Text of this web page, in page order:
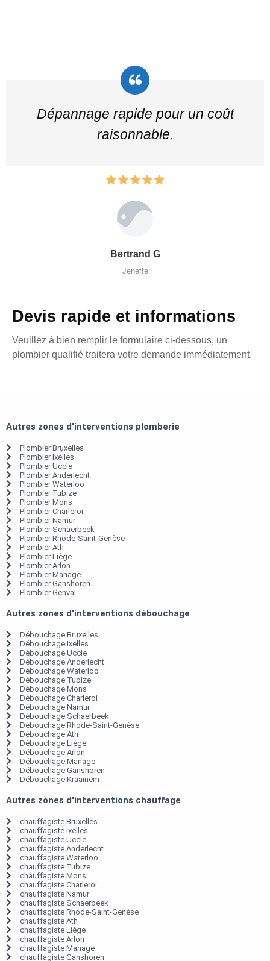
Dépannage rapide pour un coût
raisonnable.
Bertrand G
Jeneffe
Devis rapide et informations
Veuillez à bien remplir le formulaire ci-dessous, un
plombier qualifié traitera votre demande immédiatement.
Autres zones d'interventions plomberie
Plombier Bruxelles
Plombier Ixelles
Plombier Uccle
Plombier Anderlecht
Plombier Waterloo
Plombier Tubize
Plombier Mons
Plombier Charleroi
Plombier Namur
Plombier Schaerbeek
Plombier Rhode-Saint-Genèse
Plombier Ath
Plombier Liège
Plombier Arlon
Plombier Manage
Plombier Ganshoren
Plombier Genval
Autres zones d'interventions débouchage
Débouchage Bruxelles
Débouchage Ixelles
Débouchage Uccle
Débouchage Anderlecht
Débouchage Waterloo
Débouchage Tubize
Débouchage Mons
Débouchage Charleroi
Débouchage Namur
Débouchage Schaerbeek
Débouchage Rhode-Saint-Genèse
Débouchage Ath
Débouchage Liège
Débouchage Arlon
Débouchage Manage
Débouchage Ganshoren
Débouchage Kraainem
Autres zones d'interventions chauffage
chauffagiste Bruxelles
chauffagiste Ixelles
chauffagiste Uccle
chauffagiste Anderlecht
chauffagiste Waterloo
chauffagiste Tubize
chauffagiste Mons
chauffagiste Charleroi
chauffagiste Namur
chauffagiste Schaerbeek
chauffagiste Rhode-Saint-Genèse
chauffagiste Ath
chauffagiste Liège
chauffagiste Arlon
chauffagiste Manage
chauffagiste Ganshoren